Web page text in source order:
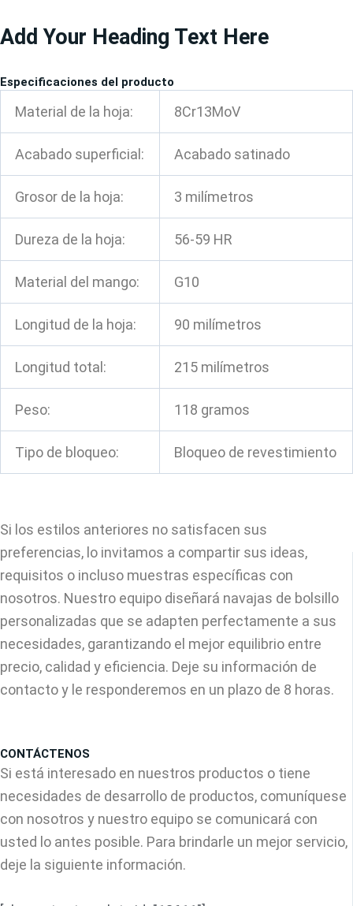
al
Add Your Heading Text Here
Especificaciones del producto
Material de la hoja: 8Cr13MoV
Acabado superficial: Acabado satinado
Grosor de la hoja: 3 milímetros
Dureza de la hoja: 56-59 HR
Material del mango: G10
Longitud de la hoja: 90 milímetros
Longitud total: 215 milímetros
Peso: 118 gramos
Tipo de bloqueo: Bloqueo de revestimiento
Si los estilos anteriores no satisfacen sus
preferencias, lo invitamos a compartir sus ideas,
requisitos o incluso muestras específicas con
nosotros. Nuestro equipo diseñará navajas de bolsillo
personalizadas que se adapten perfectamente a sus
necesidades, garantizando el mejor equilibrio entre
precio, calidad y eficiencia. Deje su información de
contacto y le responderemos en un plazo de 8 horas.
CONTÁCTENOS
Si está interesado en nuestros productos o tiene
necesidades de desarrollo de productos, comuníquese
con nosotros y nuestro equipo se comunicará con
usted lo antes posible. Para brindarle un mejor servicio,
deje la siguiente información.